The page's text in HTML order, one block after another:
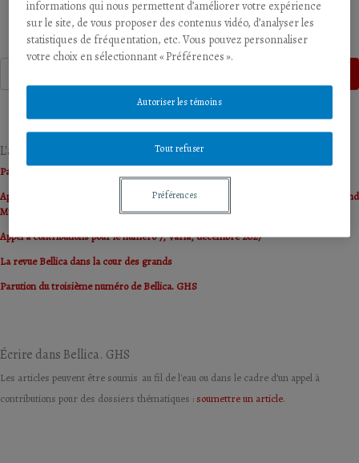
Recherche
L'actualité de Bellica. GHS
Parution du quatrième numéro de Bellica. GHS
Appel à propositions « Guerre et musées » / Call for proposal papers « War and
Museums »
Appel à contributions pour le numéro 7, Varia, décembre 2027
La revue Bellica dans la cour des grands
Parution du troisième numéro de Bellica. GHS
Écrire dans Bellica. GHS
Les articles peuvent être soumis au fil de l'eau ou dans le cadre d’un appel à
contributions pour des dossiers thématiques : soumettre un article.
informations qui nous permettent d’améliorer votre expérience
sur le site, de vous proposer des contenus vidéo, d’analyser les
statistiques de fréquentation, etc. Vous pouvez personnaliser
votre choix en sélectionnant « Préférences ».
Tout refuser
Autoriser les témoins
Préférences